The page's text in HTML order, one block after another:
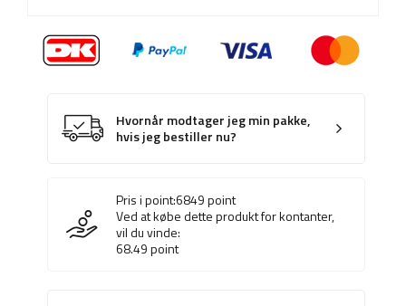
Hvornår modtager jeg min pakke,
hvis jeg bestiller nu?
Pris i point:6849point
Ved at købe dette produkt for kontanter,
vil du vinde:
68.49point